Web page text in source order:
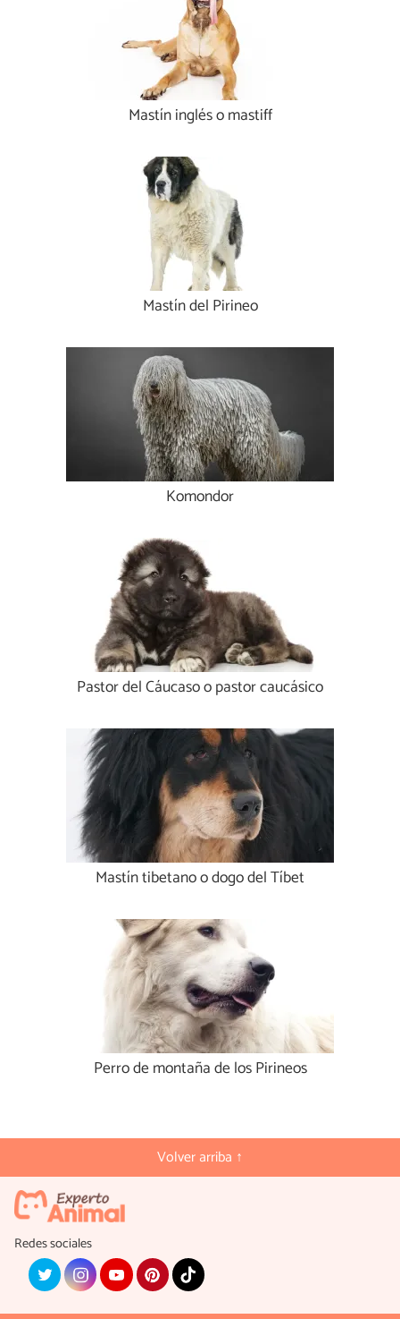
Mastín inglés o mastiff
Mastín del Pirineo
Komondor
Pastor del Cáucaso o pastor caucásico
Mastín tibetano o dogo del Tíbet
Perro de montaña de los Pirineos
Volver arriba ↑
Redes sociales